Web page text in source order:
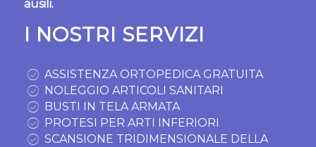
ausili.
I NOSTRI SERVIZI
ASSISTENZA ORTOPEDICA GRATUITA
NOLEGGIO ARTICOLI SANITARI
BUSTI IN TELA ARMATA
PROTESI PER ARTI INFERIORI
SCANSIONE TRIDIMENSIONALE DELLA